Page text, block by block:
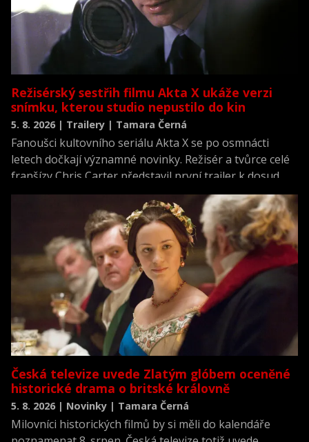
Režisérský sestřih filmu Akta X ukáže verzi
snímku, kterou studio nepustilo do kin
5. 8. 2026 | Trailery | Tamara Černá
Fanoušci kultovního seriálu Akta X se po osmnácti
letech dočkají významné novinky. Režisér a tvůrce celé
franšízy Chris Carter představil první trailer k dosud
neviděné režisérské verzi filmu Akta X: Chci uvěřit.
Česká televize uvede Zlatým glóbem oceněné
historické drama o britské královně
5. 8. 2026 | Novinky | Tamara Černá
Milovníci historických filmů by si měli do kalendáře